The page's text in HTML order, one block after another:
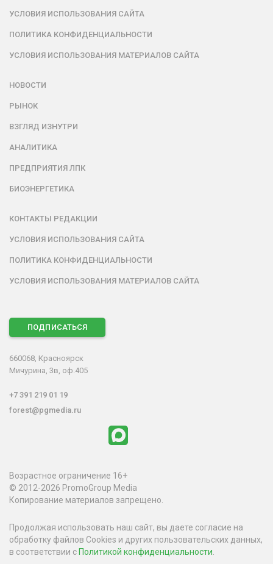
УСЛОВИЯ ИСПОЛЬЗОВАНИЯ САЙТА
ПОЛИТИКА КОНФИДЕНЦИАЛЬНОСТИ
УСЛОВИЯ ИСПОЛЬЗОВАНИЯ МАТЕРИАЛОВ САЙТА
НОВОСТИ
РЫНОК
ВЗГЛЯД ИЗНУТРИ
АНАЛИТИКА
ПРЕДПРИЯТИЯ ЛПК
БИОЭНЕРГЕТИКА
КОНТАКТЫ РЕДАКЦИИ
УСЛОВИЯ ИСПОЛЬЗОВАНИЯ САЙТА
ПОЛИТИКА КОНФИДЕНЦИАЛЬНОСТИ
УСЛОВИЯ ИСПОЛЬЗОВАНИЯ МАТЕРИАЛОВ САЙТА
ПОДПИСАТЬСЯ
660068, Красноярск
Мичурина, 3в, оф.405
+7 391 219 01 19
forest@pgmedia.ru
Возрастное ограничение 16+
© 2012-2026 PromoGroup Media
Копирование материалов запрещено.
Продолжая использовать наш сайт, вы даете согласие на
обработку файлов Cookies и других пользовательских данных,
в соответствии с Политикой конфиденциальности